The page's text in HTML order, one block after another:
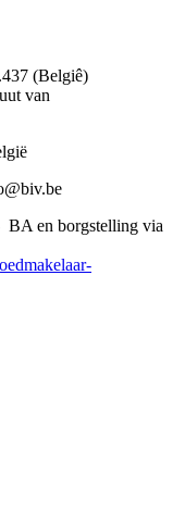
(Belgiê)
van
en borgstelling via